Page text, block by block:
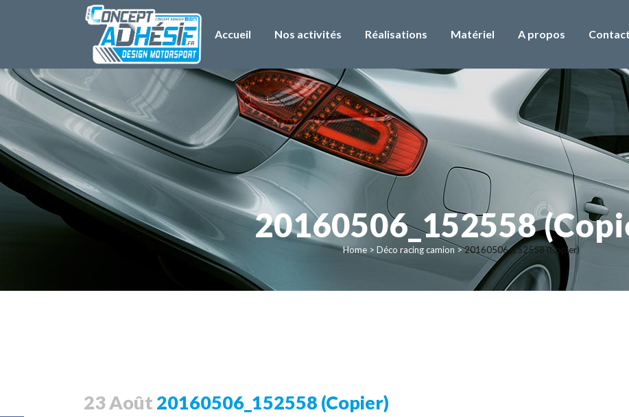
Accueil Nos activités Réalisations Matériel A propos Contact
20160506_152558
Home> Déco racing camion>20160506_152558 (Copier)
23 Août 20160506_152558 (Copier)